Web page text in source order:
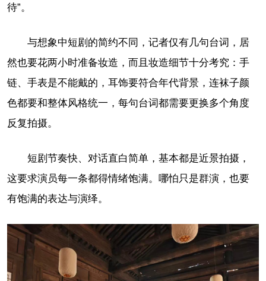
待”。
与想象中短剧的简约不同，记者仅有几句台词，居
然也要花两小时准备妆造，而且妆造细节十分考究：手
链、手表是不能戴的，耳饰要符合年代背景，连袜子颜
色都要和整体风格统一，每句台词都需要更换多个角度
反复拍摄。
短剧节奏快、对话直白简单，基本都是近景拍摄，
这要求演员每一条都得情绪饱满。哪怕只是群演，也要
有饱满的表达与演绎。